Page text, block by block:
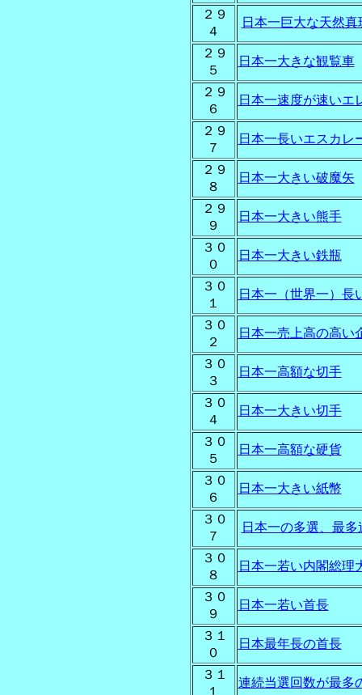
２９
４
日本一巨大な天然真
２９
５
日本一大きな観覧車
２９
６
日本一速度が速いエ
２９
７
日本一長いエスカレ
２９
８
日本一大きい破魔矢
２９
９
日本一大きい熊手
３０
０
日本一大きい鉄瓶
３０
１
日本一（世界一）長
３０
２
日本一売上高の高い
３０
３
日本一高額な切手
３０
４
日本一大きい切手
３０
５
日本一高額な硬貨
３０
６
日本一大きい紙幣
３０
７
日本一の多選、最
３０
８
日本一若い内閣総理
３０
９
日本一若い首長
３１
０
日本最年長の首長
３１
１
連続当選回数が最多